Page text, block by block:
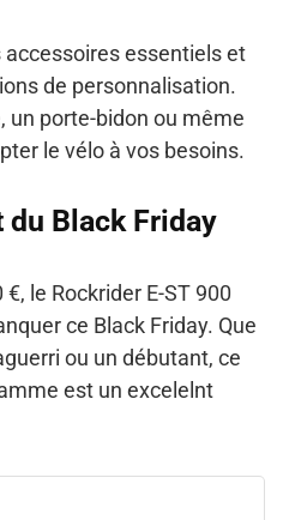
accessoires essentiels et
de personnalisation.
un porte-bidon ou même
le vélo à vos besoins.
du Black Friday
le Rockrider E-ST 900
ce Black Friday. Que
ou un débutant, ce
est un excelelnt